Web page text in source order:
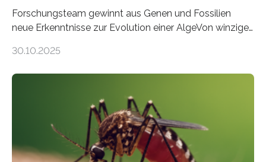
Forschungsteam gewinnt aus Genen und Fossilien
neue Erkenntnisse zur Evolution einer AlgeVon winzigen
Landpflanzen zählen zu den komplexesten
Grünalgen, die vor Hunderten von Millionen Jahren
lebten. Unter den Vorfahren sticht eine Gruppe heraus,
die noch heute in der Natur vorkommt: die
Süßwasseralge Coleochaetophyceae. Einige Arten
dieser Gruppe bilden aus Zellfäden dichte Geflechte
30.10.2025